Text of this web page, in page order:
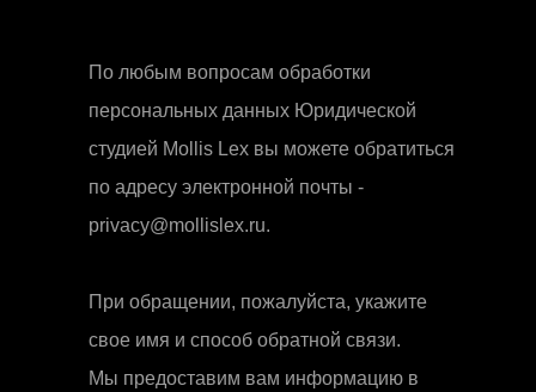
По любым вопросам обработки
персональных данных Юридической
студией Mollis Lex вы можете обратиться
по адресу электронной почты -
privacy@mollislex.ru.
При обращении, пожалуйста, укажите
свое имя и способ обратной связи.
Мы предоставим вам информацию в